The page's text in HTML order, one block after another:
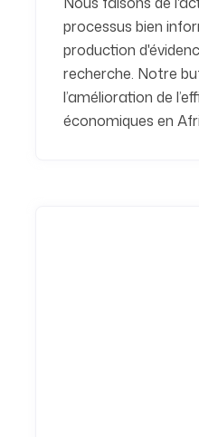
processus bien
production
recherche. Notre
l’amélioration de
économiques en